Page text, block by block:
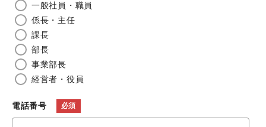
一般社員・職員
係長・主任
課長
部長
事業部長
経営者・役員
電話番号